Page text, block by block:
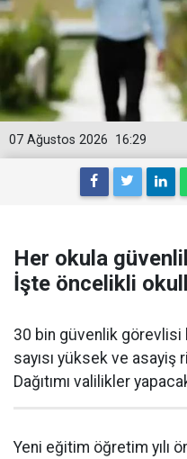
16:29
07 Ağustos 2026
Her okula
İşte öncelikli
30 bin güvenlik görevlisi
sayısı yüksek ve
Dağıtımı valilikler
Yeni eğitim öğretim yılı